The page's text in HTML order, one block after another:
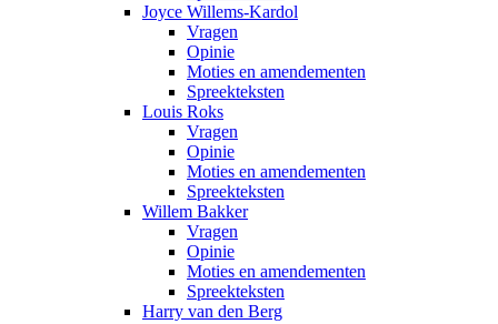
Joyce Willems-Kardol
Vragen
Opinie
Moties en amendementen
Spreekteksten
Louis Roks
Vragen
Opinie
Moties en amendementen
Spreekteksten
Willem Bakker
Vragen
Opinie
Moties en amendementen
Spreekteksten
Harry van den Berg